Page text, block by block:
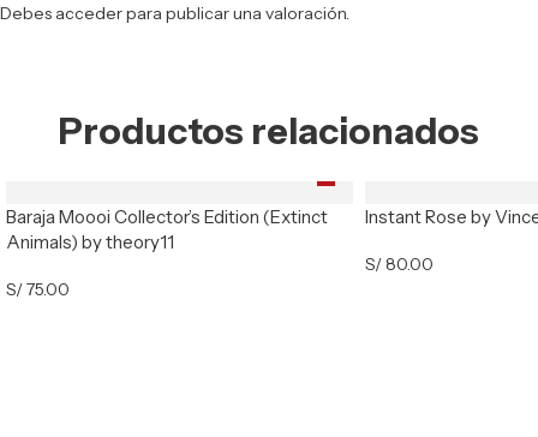
Debes accederpara publicar una valoración.
Productos relacionados
Baraja Moooi Collector’s Edition (Extinct
Animals) by theory11
S/75.00
Instant Rose by
S/80.00